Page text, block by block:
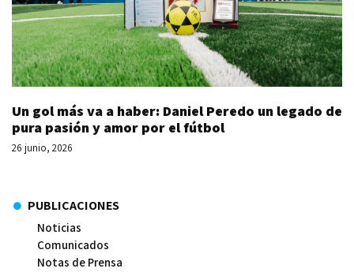
Un gol más va a haber: Daniel Peredo un legado de
pura pasión y amor por el fútbol
26 junio, 2026
PUBLICACIONES
Noticias
Comunicados
Notas de Prensa